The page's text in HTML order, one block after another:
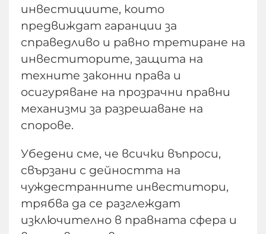
инвестициите, които
предвиждат гаранции за
справедливо и равно третиране на
инвеститорите, защита на
техните законни права и
осигуряване на прозрачни правни
механизми за разрешаване на
спорове.
Убедени сме, че всички въпроси,
свързани с дейността на
чуждестранните инвеститори,
трябва да се разглеждат
изключително в правната сфера и